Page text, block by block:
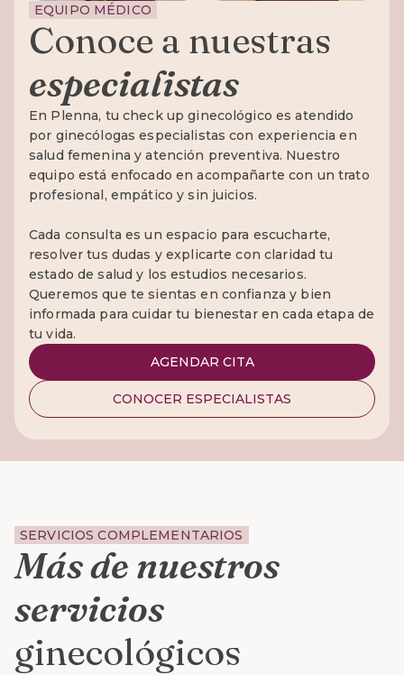
EQUIPO MÉDICO
Conoce a nuestras
especialistas
En Plenna, tu check up ginecológico es atendido
por ginecólogas especialistas con experiencia en
salud femenina y atención preventiva. Nuestro
equipo está enfocado en acompañarte con un trato
profesional, empático y sin juicios.
Cada consulta es un espacio para escucharte,
resolver tus dudas y explicarte con claridad tu
estado de salud y los estudios necesarios.
Queremos que te sientas en confianza y bien
informada para cuidar tu bienestar en cada etapa de
tu vida.
AGENDAR CITA
CONOCER ESPECIALISTAS
SERVICIOS COMPLEMENTARIOS
Más de nuestros
servicios
ginecológicos